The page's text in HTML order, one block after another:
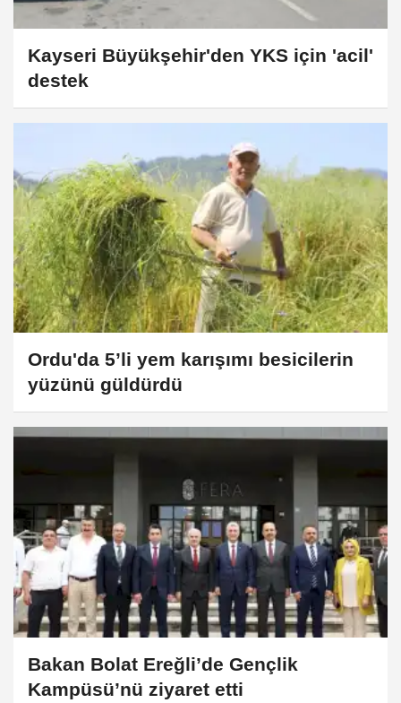
Kayseri Büyükşehir'den YKS için 'acil'
destek
Ordu'da 5’li yem karışımı besicilerin
yüzünü güldürdü
Bakan Bolat Ereğli’de Gençlik
Kampüsü’nü ziyaret etti